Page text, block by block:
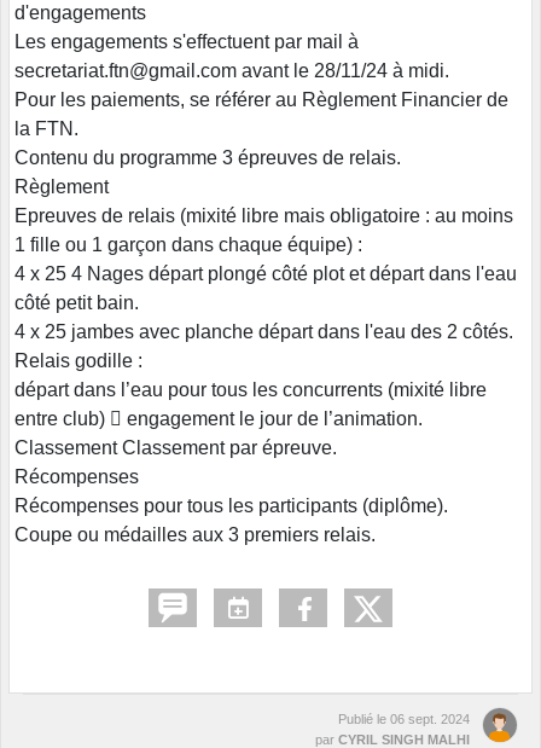
d'engagements
Les engagements s'effectuent par mail à
secretariat.ftn@gmail.com avant le 28/11/24 à midi.
Pour les paiements, se référer au Règlement Financier de
la FTN.
Contenu du programme 3 épreuves de relais.
Règlement
Epreuves de relais (mixité libre mais obligatoire : au moins
1 fille ou 1 garçon dans chaque équipe) :
4 x 25 4 Nages départ plongé côté plot et départ dans l'eau
côté petit bain.
4 x 25 jambes avec planche départ dans l'eau des 2 côtés.
Relais godille :
départ dans l’eau pour tous les concurrents (mixité libre
entre club) 􀀄 engagement le jour de l’animation.
Classement Classement par épreuve.
Récompenses
Récompenses pour tous les participants (diplôme).
Coupe ou médailles aux 3 premiers relais.
Publié le 06 sept. 2024
par CYRIL SINGH MALHI